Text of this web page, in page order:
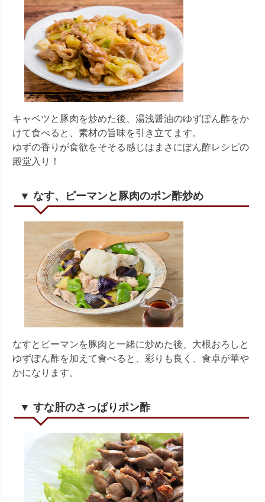
キャベツと豚肉を炒めた後、湯浅醤油のゆずぽん酢をか
けて食べると、素材の旨味を引き立てます。
ゆずの香りが食欲をそそる感じはまさにぽん酢レシピの
殿堂入り！
▼ なす、ピーマンと豚肉のポン酢炒め
なすとピーマンを豚肉と一緒に炒めた後、大根おろしと
ゆずぽん酢を加えて食べると、彩りも良く、食卓が華や
かになります。
▼ すな肝のさっぱりポン酢